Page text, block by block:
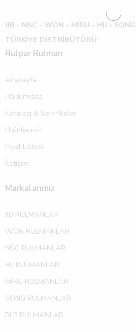
JIB - NSC - WON - MİRU - HIJ - SONG
TÜRKİYE DİSTRİBÜTÖRÜ
Rulpar Rulman
Anasayfa
Hakkımızda
Katalog & Sertifikalar
Ürünlerimiz
Fiyat Listesi
İletişim
Markalarımız
JIB RULMANLAR
WON RULMANLAR
NSC RULMANLAR
HIJ RULMANLAR
MİRU RULMANLAR
SONG RULMANLAR
RLP RULMANLAR